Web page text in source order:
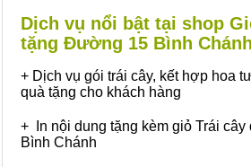
Dịch vụ nổi bật tại shop
tặng Đường 15 Bình Chánh
+ Dịch vụ gói trái cây, kết hợp hoa
quà tặng cho khách hàng
+ In nội dung tặng kèm giỏ Trái
Bình Chánh